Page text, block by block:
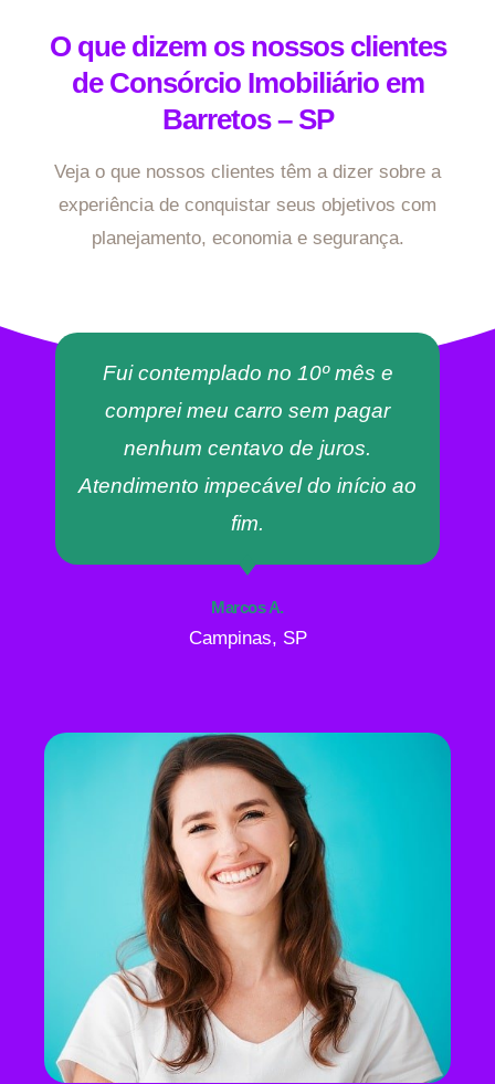
O que dizem os nossos clientes
de Consórcio Imobiliário em
Barretos – SP
Veja o que nossos clientes têm a dizer sobre a
experiência de conquistar seus objetivos com
planejamento, economia e segurança.
Fui contemplado no 10º mês e
comprei meu carro sem pagar
nenhum centavo de juros.
Atendimento impecável do início ao
fim.
Marcos A.
Campinas, SP